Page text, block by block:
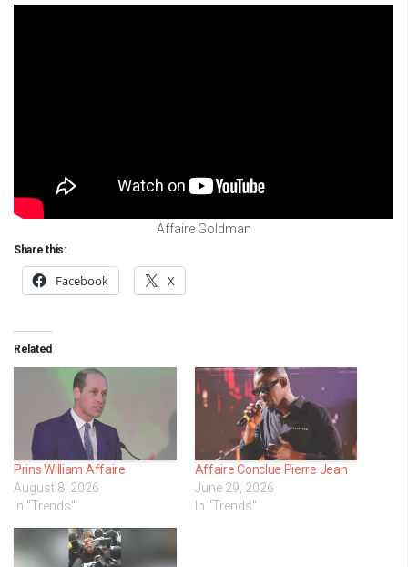
Affaire Goldman
Share this:
Facebook X
Related
Prins William Affaire
August 8, 2026
In "Trends"
Affaire Conclue Pierre Jean
June 29, 2026
In "Trends"